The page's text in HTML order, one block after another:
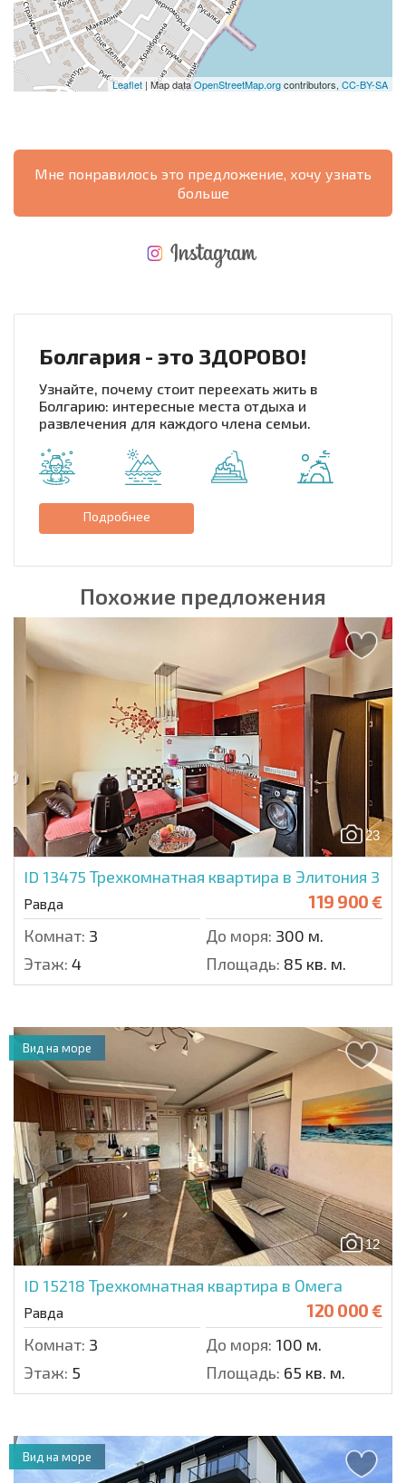
Leaflet | Map dataOpenStreetMap.orgcontributors, CC-BY-SA
Мне понравилось это предложение, хочу узнать
больше
Болгария - это ЗДОРОВО!
Узнайте, почему стоит переехать жить в
Болгарию: интересные места отдыха и
развлечения для каждого члена семьи.
Подробнее
Похожие предложения
23
ID 13475 Трехкомнатная квартира в Элитония 3
Равда 119 900 €
Комнат: 3 До моря: 300 м.
Этаж: 4 Площадь: 85 кв. м.
12
ID 15218 Трехкомнатная квартира в Омега
Равда 120 000 €
Комнат: 3 До моря: 100 м.
Этаж: 5 Площадь: 65 кв. м.
Вид на море
Вид на море